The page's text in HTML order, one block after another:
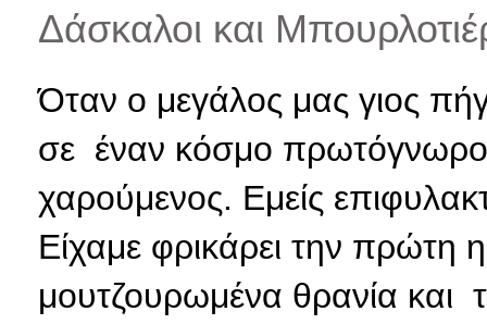
Δάσκαλοι και
Όταν ο μεγάλος μας γιος
σε έναν κόσμο πρωτόγνωρο.
χαρούμενος. Εμείς
Είχαμε φρικάρει την πρώτη
μουτζουρωμένα θρανία και